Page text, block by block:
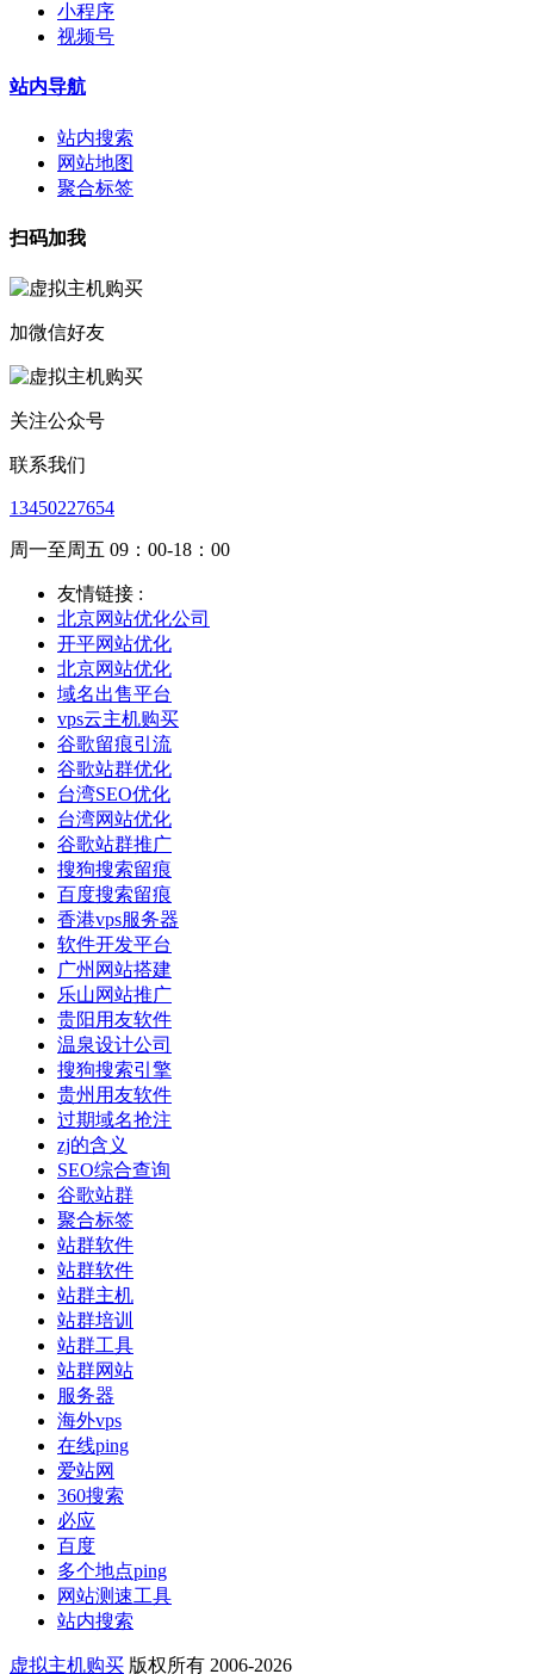
小程序
视频号
站内导航
站内搜索
网站地图
聚合标签
扫码加我
加微信好友
关注公众号
联系我们
13450227654
周一至周五 09：00-18：00
友情链接 :
北京网站优化公司
开平网站优化
北京网站优化
域名出售平台
vps云主机购买
谷歌留痕引流
谷歌站群优化
台湾SEO优化
台湾网站优化
谷歌站群推广
搜狗搜索留痕
百度搜索留痕
香港vps服务器
软件开发平台
广州网站搭建
乐山网站推广
贵阳用友软件
温泉设计公司
搜狗搜索引擎
贵州用友软件
过期域名抢注
zj的含义
SEO综合查询
谷歌站群
聚合标签
站群软件
站群软件
站群主机
站群培训
站群工具
站群网站
服务器
海外vps
在线ping
爱站网
360搜索
必应
百度
多个地点ping
网站测速工具
站内搜索
虚拟主机购买 版权所有 2006-2026